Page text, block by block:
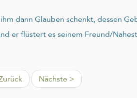
dann Glauben schenkt, dessen
er flüstert es seinem Freund/
Nächste >